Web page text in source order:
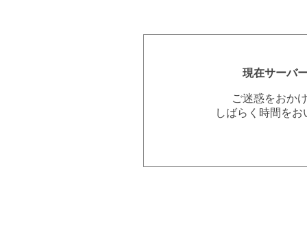
現在サーバ
ご迷惑をおか
しばらく時間を